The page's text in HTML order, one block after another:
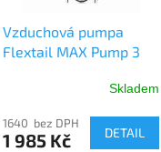
Vzduchová pumpa
Flextail MAX Pump 3
Skladem
1640 bez DPH
1 985 Kč DETAIL